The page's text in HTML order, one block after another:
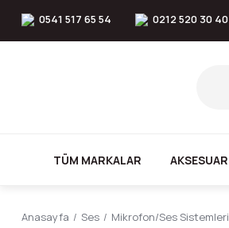
0541 517 65 54 0212 520 30 40
TÜM MARKALAR AKSESUAR
Anasayfa Ses Mikrofon/Ses Sistemleri